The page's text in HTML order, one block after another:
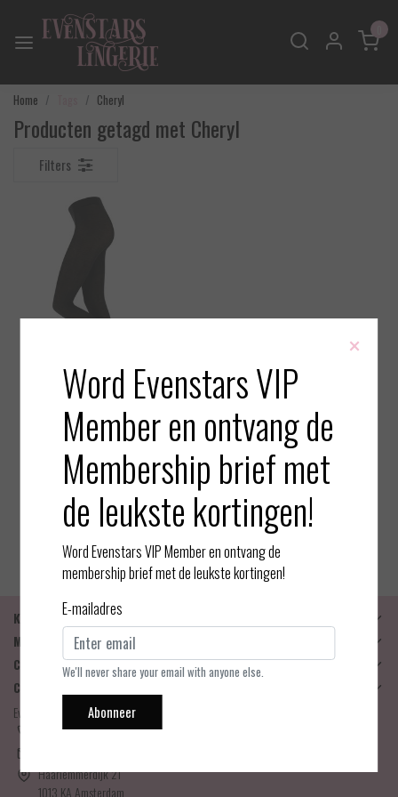
Home Cheryl
Producten getagd met Cheryl
Filters
Cheryl - Maillot - Zwart
EUR 29,95
Bekijken
Klantenservice
Mijn account
Categorieën
Contactgegevens
Evenstars Lingerie
06-25536043
Haarlemmerdijk 21
1013 KA Amsterdam
×
Word Evenstars VIP
Member en ontvang de
Membership brief met
de leukste kortingen!
Word Evenstars VIP Member en ontvang de
membership brief met de leukste kortingen!
E-mailadres
We'll never share your email with anyone else.
Abonneer